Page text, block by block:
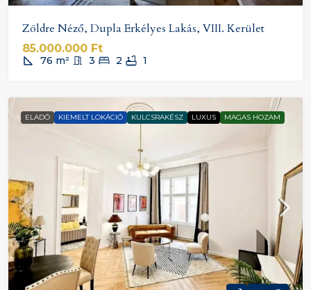
Zöldre Néző, Dupla Erkélyes Lakás, VIII. Kerület
85.000.000 Ft
76 m² 3 2 1
ELADÓ KIEMELT LOKÁCIÓ KULCSRAKÉSZ LUXUS MAGAS HOZAM